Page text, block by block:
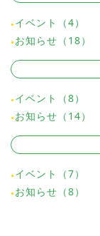
イベント（4）
お知らせ（18）
イベント（8）
お知らせ（14）
イベント（7）
お知らせ（8）